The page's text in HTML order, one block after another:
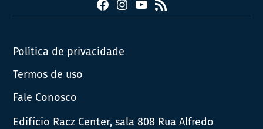
FacebookInstagram
YouTube
RSS
Política de privacidade
Termos de uso
Fale Conosco
Edifício Racz Center, sala 808 Rua Alfredo